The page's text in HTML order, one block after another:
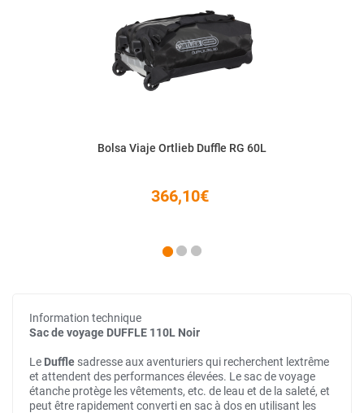
Bolsa Viaje Ortlieb Duffle RG 60L
366,10€
Information technique
Sac de voyage DUFFLE 110L Noir
Le Duffle sadresse aux aventuriers qui recherchent lextrême
et attendent des performances élevées. Le sac de voyage
étanche protège les vêtements, etc. de leau et de la saleté, et
peut être rapidement converti en sac à dos en utilisant les